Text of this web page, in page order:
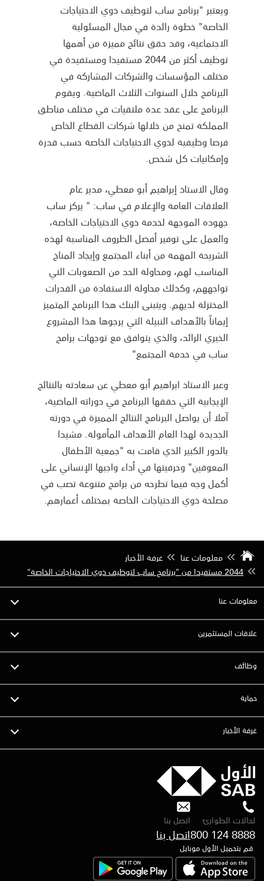
ويعتبر "برنامج ساب لتوظيف ذوي الاحتياجات
الخاصة" خطوة رائدة في مجال المسئولية
الاجتماعية، وقد حقق نتائج مميزة من أهمها
توظيف أكثر من 2044 مستفيدا ومستفيدة في
مختلف المؤسسات والشركات المشاركة في
البرنامج خلال السنوات الثلاث الماضية. ويقوم
البرنامج على عقد عدة ملتقيات في مختلف مناطق
المملكة تمنح من خلالها شركات القطاع الخاص
فرصا وظيفية لذوي الاحتياجات الخاصة حسب قدرة
وإمكانيات كل شخص.
وقال الاستاذ إبراهيم أبو معطي، مدير عام
العلاقات العامة والإعلام في ساب: " يركز ساب
جهوده الموجهة لخدمة ذوي الاحتياجات الخاصة،
والعمل على توفير أفضل الظروف المناسبة لهذه
الشريحة المهمة من أبناء المجتمع وإيجاد المناخ
المناسب لهم، ومحاولة الحد من الصعوبات التي
تواجههم، وكذلك محاولة الاستفادة من القدرات
المختزلة لديهم. ويتبنى البنك هذا البرنامج المتميز
إيماناً بالأهداف النبيلة التي يرجوها هذا المشروع
الخيري الرائد، والذي يتوافق مع توجهات برامج
ساب في خدمة المجتمع"
وعبر الاستاذ ابراهيم أبو معطي عن سعادته بالنتائج
الإيجابية التي حققها البرنامج في دوراته الماضية،
آملا أن يواصل البرنامج النتائج المميزة في دورته
الجديدة لهذا العام الأهداف المأمولة. مشيدا
بالدور الكبير الذي قامت به "جمعية الأطفال
المعوقين" وحرفيتها في أداء واجبها الإنساني على
أكمل وجه فيما تطرحه من برامج متنوعة تصب في
مصلحة ذوي الاحتياجات الخاصة بمختلف أعمارهم.
معلومات عنا
غرفة الأخبار
2044 مستفيدا من "برنامج ساب لتوظيف ذوي الاحتياجات الخاصة"
معلومات عنا
علاقات المستثمرين
وظائف
حماية
غرفة الأخبار
لحالات الطوارئ
800 124 8888
اتصل بنا
قم بتحميل الأول موبايل